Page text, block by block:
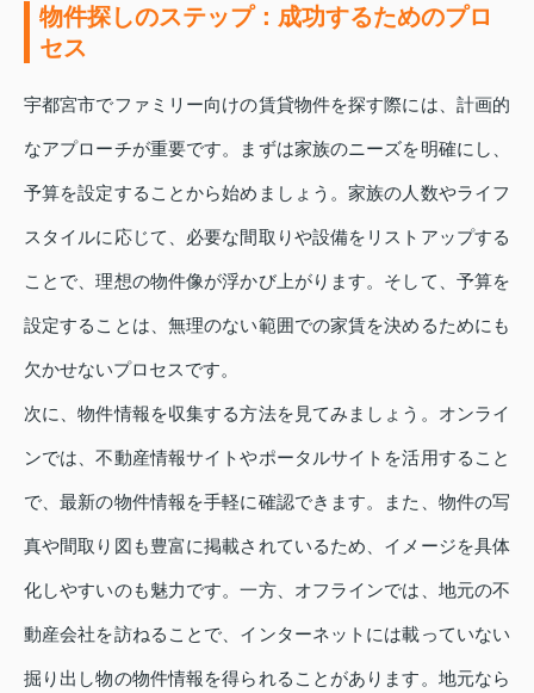
物件探しのステップ：成功するためのプロ
セス
宇都宮市でファミリー向けの賃貸物件を探す際には、計画的
なアプローチが重要です。まずは家族のニーズを明確にし、
予算を設定することから始めましょう。家族の人数やライフ
スタイルに応じて、必要な間取りや設備をリストアップする
ことで、理想の物件像が浮かび上がります。そして、予算を
設定することは、無理のない範囲での家賃を決めるためにも
欠かせないプロセスです。
次に、物件情報を収集する方法を見てみましょう。オンライ
ンでは、不動産情報サイトやポータルサイトを活用すること
で、最新の物件情報を手軽に確認できます。また、物件の写
真や間取り図も豊富に掲載されているため、イメージを具体
化しやすいのも魅力です。一方、オフラインでは、地元の不
動産会社を訪ねることで、インターネットには載っていない
掘り出し物の物件情報を得られることがあります。地元なら